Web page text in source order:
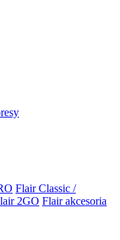
Flair Classic /
2GO Flair akcesoria